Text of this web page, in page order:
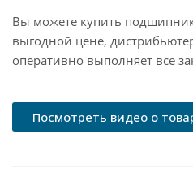
Вы можете купить
выгодной цене,
оперативно выполняет все
Посмотреть видео о